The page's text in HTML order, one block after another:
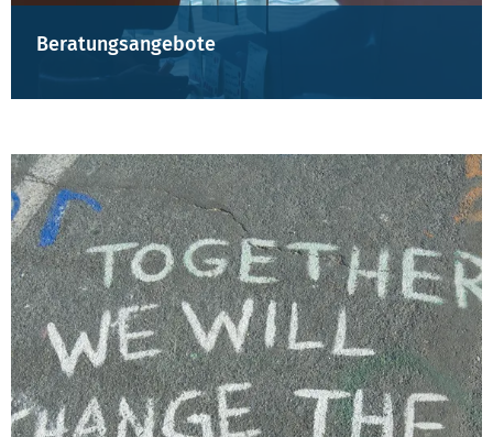
Beratungsangebote